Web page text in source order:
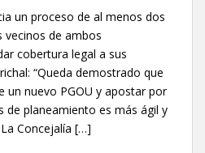
un proceso de al menos dos
vecinos de ambos
cobertura legal a sus
“Queda demostrado que
un nuevo PGOU y apostar por
de planeamiento es más ágil y
Concejalía […]